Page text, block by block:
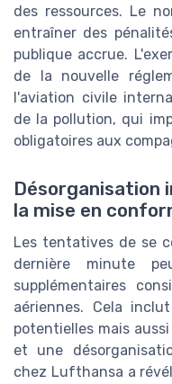
des ressources. Le
entraîner des
publique accrue.
de la nouvelle
l'aviation civile
de la pollution, qui
obligatoires aux
Désorganisation
la mise en
Les tentatives de se
dernière minute
supplémentaires
aériennes. Cela
potentielles mais
et une
chez Lufthansa a